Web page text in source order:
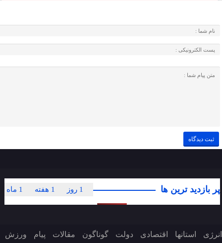
پر بازدید ترین ها 1 ماه 1 هفته 1 روز
انرژی استانها اقتصادی دولت گوناگون مقالات پیام ورزش